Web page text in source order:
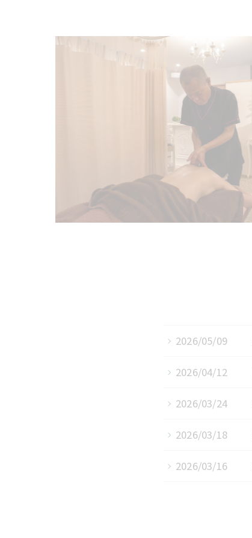
2026/05/09
2026/04/12
2026/03/24
2026/03/18
2026/03/16